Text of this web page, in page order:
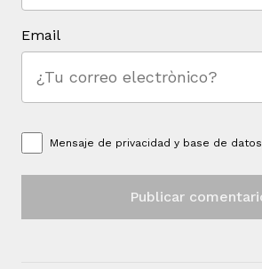
Email
Mensaje de privacidad y base de datos